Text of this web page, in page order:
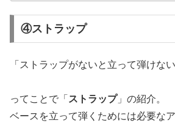
④ストラップ
「ストラップがないと立って弾けない
ってことで「 ストラップ」の紹介。
ベースを立って弾くためには必要なア